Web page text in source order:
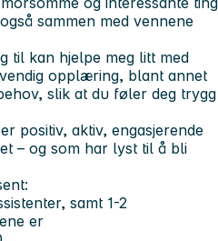
sammen med vennene
til kan hjelpe meg litt med
opplæring, blant annet
slik at du føler deg trygg
positiv, aktiv, engasjerende
– og som har lyst til å bli
samt 1-2
er